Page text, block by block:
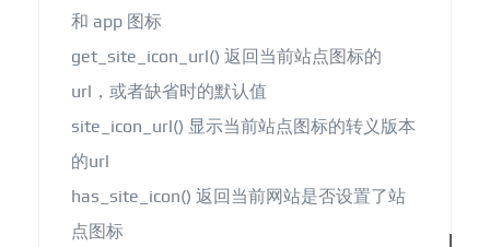
和 app 图标
get_site_icon_url() 返回当前站点图标的
url，或者缺省时的默认值
site_icon_url() 显示当前站点图标的转义版本
的url
has_site_icon() 返回当前网站是否设置了站
点图标